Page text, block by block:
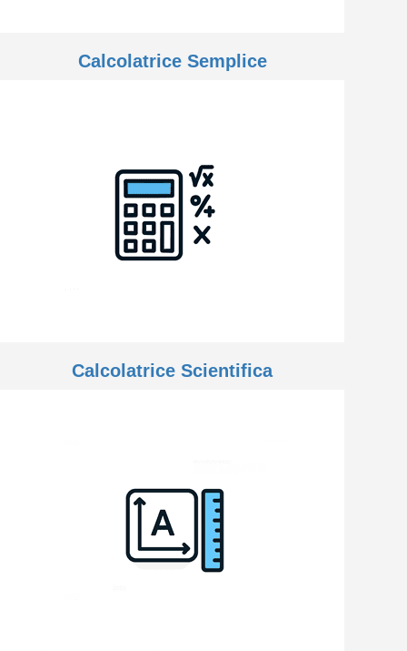
Calcolatrice Semplice
Calcolatrice Scientifica